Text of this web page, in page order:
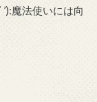
魔法使いには向